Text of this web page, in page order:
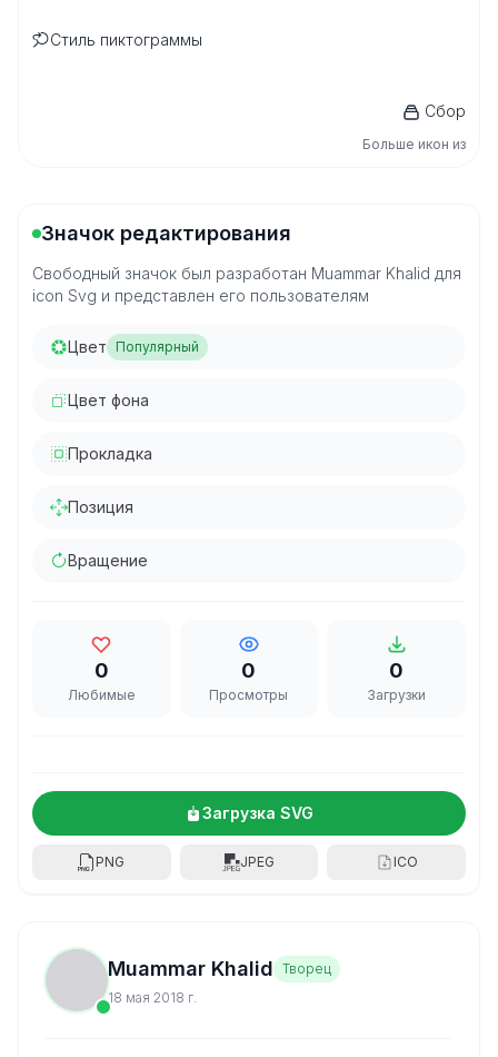
Стиль пиктограммы
Сбор
Больше икон из
Значок редактирования
Свободный значок был разработан Muammar Khalid для
icon Svg и представлен его пользователям
Цвет Популярный
Цвет фона
Прокладка
Позиция
Вращение
0
Любимые
0
Просмотры
0
Загрузки
Загрузка SVG
PNG JPEG ICO
Muammar Khalid Творец
18 мая 2018 г.